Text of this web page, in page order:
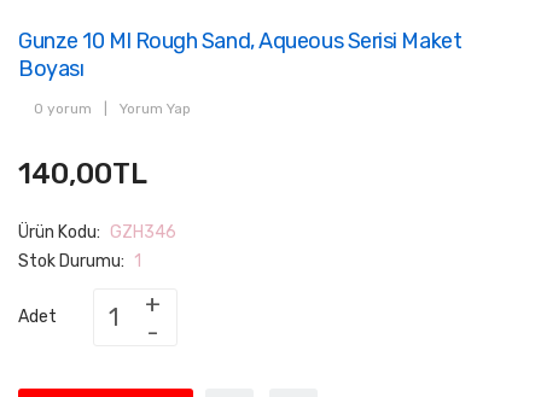
Gunze 10 Ml Rough Sand, Aqueous Serisi Maket
Boyası
0 yorum Yorum Yap
140,00TL
Ürün Kodu: GZH346
Stok Durumu: 1
Adet